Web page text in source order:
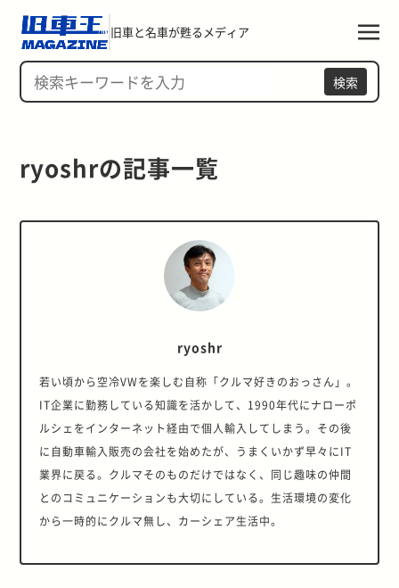
旧車と名車が甦るメディア
検索
ryoshrの記事一覧
ryoshr
若い頃から空冷VWを楽しむ自称「クルマ好きのおっさん」。
IT企業に勤務している知識を活かして、1990年代にナローポ
ルシェをインターネット経由で個人輸入してしまう。その後
に自動車輸入販売の会社を始めたが、うまくいかず早々にIT
業界に戻る。クルマそのものだけではなく、同じ趣味の仲間
とのコミュニケーションも大切にしている。生活環境の変化
から一時的にクルマ無し、カーシェア生活中。